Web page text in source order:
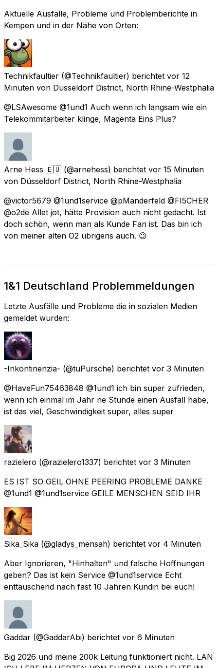
Aktuelle Ausfälle, Probleme und Problemberichte in
Kempen und in der Nähe von Orten:
Technikfaultier (@Technikfaultier) berichtet vor 12
Minuten von Düsseldorf District, North Rhine-Westphalia
@LSAwesome @1und1 Auch wenn ich langsam wie ein
Telekommitarbeiter klinge, Magenta Eins Plus?
Arne Hess 🇪🇺 (@arnehess) berichtet vor 15 Minuten
von Düsseldorf District, North Rhine-Westphalia
@victor5679 @1und1service @pManderfeld @FI5CHER
@o2de Allet jot, hätte Provision auch nicht gedacht. Ist
doch schön, wenn man als Kunde Fan ist. Das bin ich
von meiner alten O2 übrigens auch. 😉
1&1 Deutschland Problemmeldungen
Letzte Ausfälle und Probleme die in sozialen Medien
gemeldet wurden:
-Inkontinenzia- (@tuPursche) berichtet vor 3 Minuten
@HaveFun75463848 @1und1 ich bin super zufrieden,
wenn ich einmal im Jahr ne Stunde einen Ausfall habe,
ist das viel, Geschwindigkeit super, alles super
razielero (@razielero1337) berichtet vor 3 Minuten
ES IST SO GEIL OHNE PEERING PROBLEME DANKE
@1und1 @1und1service GEILE MENSCHEN SEID IHR
Sika_Sika (@gladys_mensah) berichtet vor 4 Minuten
Aber Ignorieren, "Hinhalten" und falsche Hoffnungen
geben? Das ist kein Service @1und1service Echt
enttäuschend nach fast 10 Jahren Kundin bei euch!
Gaddar (@GaddarAbi) berichtet vor 6 Minuten
Big 2026 und meine 200k Leitung funktioniert nicht. LAN